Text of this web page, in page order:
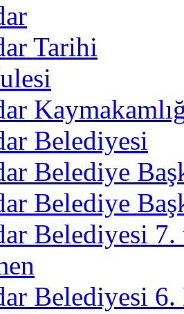
Tarihi
Belediyesi
Belediye
Belediye
Belediyesi
Belediyesi 6.